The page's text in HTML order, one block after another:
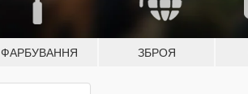
ФАРБУВАННЯ ЗБРОЯ